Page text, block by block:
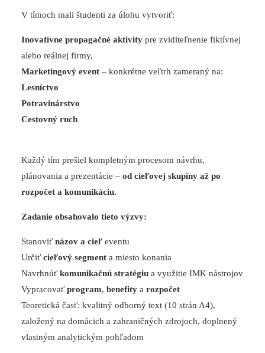
V tímoch mali študenti za úlohu vytvoriť:
Inovatívne propagačné aktivity pre zviditeľnenie fiktívnej
alebo reálnej firmy,
Marketingový event – konkrétne veľtrh zameraný na:
Lesníctvo
Potravinárstvo
Cestovný ruch
Každý tím prešiel kompletným procesom návrhu,
plánovania a prezentácie – od cieľovej skupiny až po
rozpočet a komunikáciu.
Zadanie obsahovalo tieto výzvy:
Stanoviť názov a cieľ eventu
Určiť cieľový segment a miesto konania
Navrhnúť komunikačnú stratégiu a využitie IMK nástrojov
Vypracovať program, benefity a rozpočet
Teoretická časť: kvalitný odborný text (10 strán A4),
založený na domácich a zahraničných zdrojoch, doplnený
vlastným analytickým pohľadom